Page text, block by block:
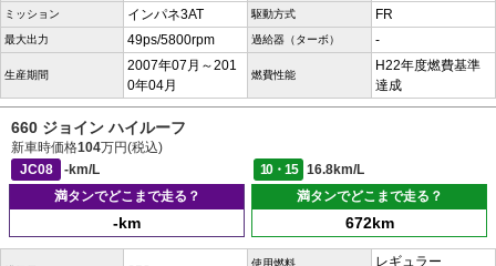
ミッション インパネ3AT 駆動方式 FR
最大出力 49ps/5800rpm 過給器（ターボ） -
生産期間
2007年07月～201
0年04月
燃費性能
H22年度燃費基準
達成
660 ジョイン ハイルーフ
新車時価格104万円(税込)
JC08
-km/L 10・15
16.8km/L
満タンでどこまで走る？
-km
満タンでどこまで走る？
672km
使用燃料
レギュラー